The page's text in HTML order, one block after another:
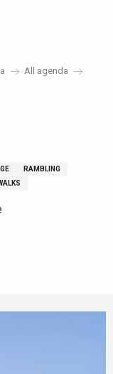
All agenda
RAMBLING